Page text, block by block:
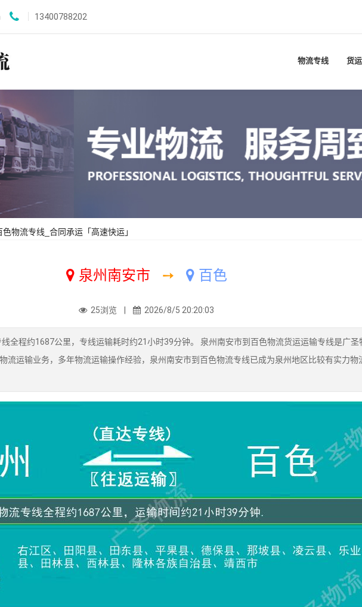
13400788202
物流专线 货
物流专线_合同承运「高速快运」
泉州南安市 ➙ 百色
25浏览 | 2026/8/5 20:20:03
全程约1687公里，专线运输耗时约21小时39分钟。 泉州南安市到百色物流货运运输专线是广圣
流运输业务，多年物流运输操作经验，泉州南安市到百色物流专线已成为泉州地区比较有实力物